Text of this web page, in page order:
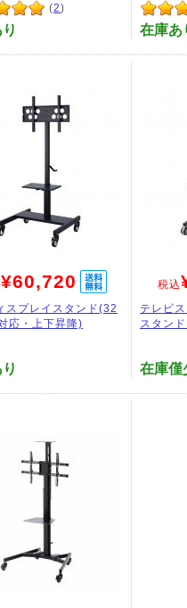
(2)
在庫あ
¥60,720
スプレイスタンド(32
応・上下昇降)
税込
テレビ
スタン
在庫僅